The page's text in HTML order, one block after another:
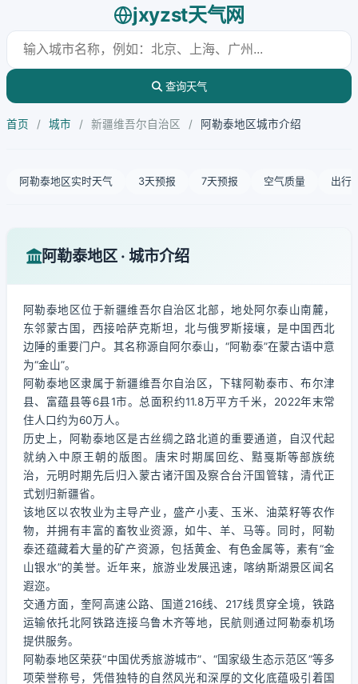
jxyzst天气网
查询天气
首页 / 城市 / 新疆维吾尔自治区 / 阿勒泰地区城市介绍
阿勒泰地区实时天气 3天预报 7天预报 空气质量 出行
阿勒泰地区 · 城市介绍
阿勒泰地区位于新疆维吾尔自治区北部，地处阿尔泰山南麓，
东邻蒙古国，西接哈萨克斯坦，北与俄罗斯接壤，是中国西北
边陲的重要门户。其名称源自阿尔泰山，“阿勒泰”在蒙古语中意
为“金山”。
阿勒泰地区隶属于新疆维吾尔自治区，下辖阿勒泰市、布尔津
县、富蕴县等6县1市。总面积约11.8万平方千米，2022年末常
住人口约为60万人。
历史上，阿勒泰地区是古丝绸之路北道的重要通道，自汉代起
就纳入中原王朝的版图。唐宋时期属回纥、黠戛斯等部族统
治，元明时期先后归入蒙古诸汗国及察合台汗国管辖，清代正
式划归新疆省。
该地区以农牧业为主导产业，盛产小麦、玉米、油菜籽等农作
物，并拥有丰富的畜牧业资源，如牛、羊、马等。同时，阿勒
泰还蕴藏着大量的矿产资源，包括黄金、有色金属等，素有“金
山银水”的美誉。近年来，旅游业发展迅速，喀纳斯湖景区闻名
遐迩。
交通方面，奎阿高速公路、国道216线、217线贯穿全境，铁路
运输依托北阿铁路连接乌鲁木齐等地，民航则通过阿勒泰机场
提供服务。
阿勒泰地区荣获“中国优秀旅游城市”、“国家级生态示范区”等多
项荣誉称号，凭借独特的自然风光和深厚的文化底蕴吸引着国